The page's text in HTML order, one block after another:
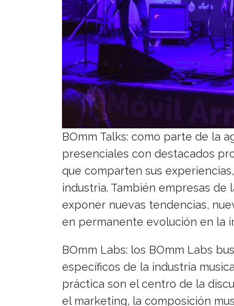
BOmm Talks: como parte de la
presenciales con destacados
que comparten sus
industria. También empresas
exponer nuevas tendencias,
en permanente evolución en la
BOmm Labs: los BOmm Labs
específicos de la industria
práctica son el centro de la
el marketing, la composición